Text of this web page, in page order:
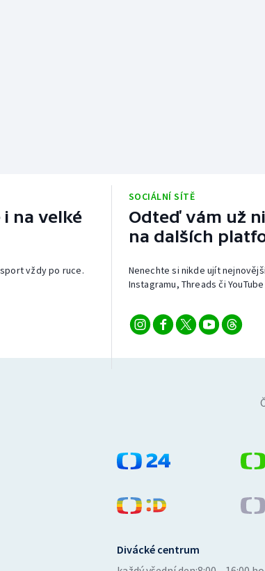
na velké
vždy po ruce.
SOCIÁLNÍ SÍTĚ
Odteď vám už
na dalších
Nenechte si nikde ujít
Instagramu, Threads či
Divácké centrum